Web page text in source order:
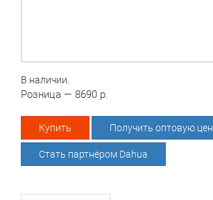
В наличии.
Розница — 8690 р.
Купить Получить оптовую
Стать партнёром Dahua